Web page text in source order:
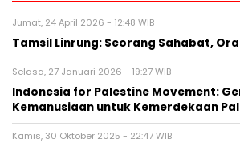
Jumat, 24 April 2026 - 12:48 WIB
Tamsil Linrung: Seorang Sahabat,
Selasa, 27 Januari 2026 - 19:27 WIB
Indonesia for Palestine Movement:
Kemanusiaan untuk Kemerdekaan
Kamis, 30 Oktober 2025 - 22:47 WIB